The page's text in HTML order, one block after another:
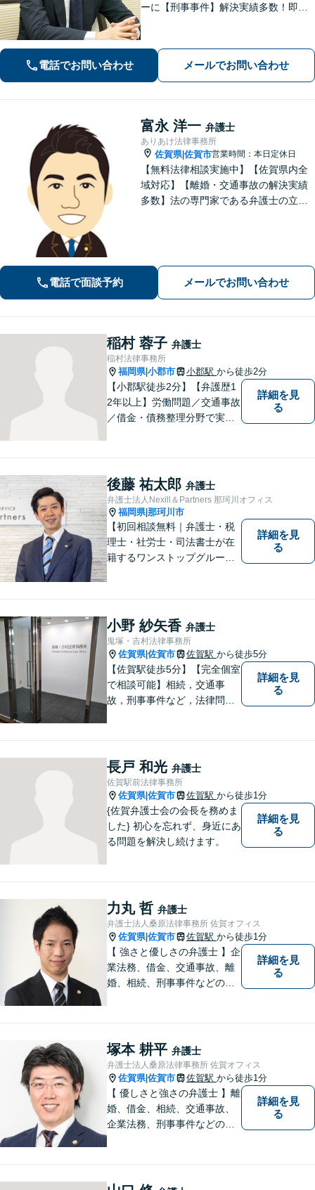
ーに【刑事事件】解決実績多数！即時
選択肢と法的権利を明確にし、納得の
いく決断ができるよう支援いたします
電話でお問い合わせ メールでお問い合わせ
富永 洋一 弁護士
ありあけ法律事務所
佐賀県|佐賀市営業時間：本日定休日
【無料法律相談実施中】【佐賀県内全
域対応】【離婚・交通事故の解決実績
多数】法の専門家である弁護士の立場
電話で面談予約 メールでお問い合わせ
稲村 蓉子 弁護士
稲村法律事務所
福岡県|小郡市 小郡駅 から徒歩2分
【小郡駅徒歩2分】【弁護歴1
2年以上】労働問題／交通事故
／借金・債務整理分野で実績
笑顔と元気を取り戻し、新た
な第一歩を踏み出せるよう、
最大限尽力します。
詳細を見
る
後藤 祐太郎 弁護士
弁護士法人Nexill＆Partners 那珂川オフィス
福岡県|那珂川市
【初回相談無料｜弁護士・税
理士・社労士・司法書士が在
籍するワンストップグルー
ループです。相続や企業法務
等複数士業の知識が必要な案
件を一括して対応。九州トッ
プクラスの豊富な実績。
詳細を見
る
小野 紗矢香 弁護士
鬼塚・吉村法律事務所
佐賀県|佐賀市 佐賀駅 から徒歩5分
【佐賀駅徒歩5分】【完全個室
で相談可能】相続，交通事
故，刑事事件など，法律問題
お持ち帰りいただけるよう，
全力を尽くします。
詳細を見
る
長戸 和光 弁護士
佐賀駅前法律事務所
佐賀県|佐賀市 佐賀駅 から徒歩1分
{佐賀弁護士会の会長を務めま
した} 初心を忘れず、身近にあ
る問題を解決し続けます。
詳細を見
る
力丸 哲 弁護士
弁護士法人桑原法律事務所 佐賀オフィス
佐賀県|佐賀市 佐賀駅 から徒歩1分
【 強さと優しさの弁護士 】企
業法務、借金、交通事故、離
婚、相続、刑事事件などのご
なリーガルサービスを提供い
たします。
詳細を見
る
塚本 耕平 弁護士
弁護士法人桑原法律事務所 佐賀オフィス
佐賀県|佐賀市 佐賀駅 から徒歩1分
【 優しさと強さの弁護士 】離
婚、借金、相続、交通事故、
企業法務、刑事事件などのご
なリーガルサービスを提供い
詳細を見
る